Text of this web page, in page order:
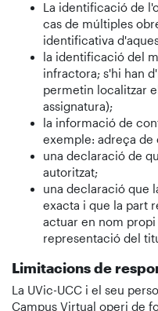
La identificació de
cas de múltiples
identificativa
la identificació del
infractora; s'hi han
permetin localitzar
assignatura);
la informació de
exemple: adreça
una declaració de
autoritzat;
una declaració que
exacta i que la part
actuar en nom
representació del
Limitacions de
La UVic-UCC i el seu
Campus Virtual operi de